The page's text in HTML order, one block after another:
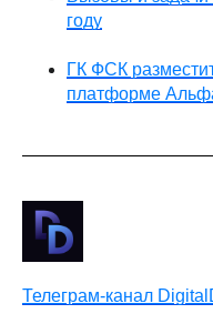
году
ГК ФСК
платформе
Телеграм-канал